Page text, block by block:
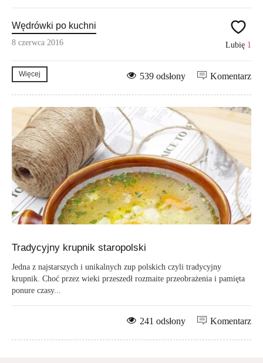
Wędrówki po kuchni
8 czerwca 2016 Lubię 1
Więcej Komentarz
539 odsłony
Tradycyjny krupnik staropolski
Jedna z najstarszych i unikalnych zup polskich czyli tradycyjny
krupnik. Choć przez wieki przeszedł rozmaite przeobrażenia i pamięta
ponure czasy...
Komentarz
241 odsłony